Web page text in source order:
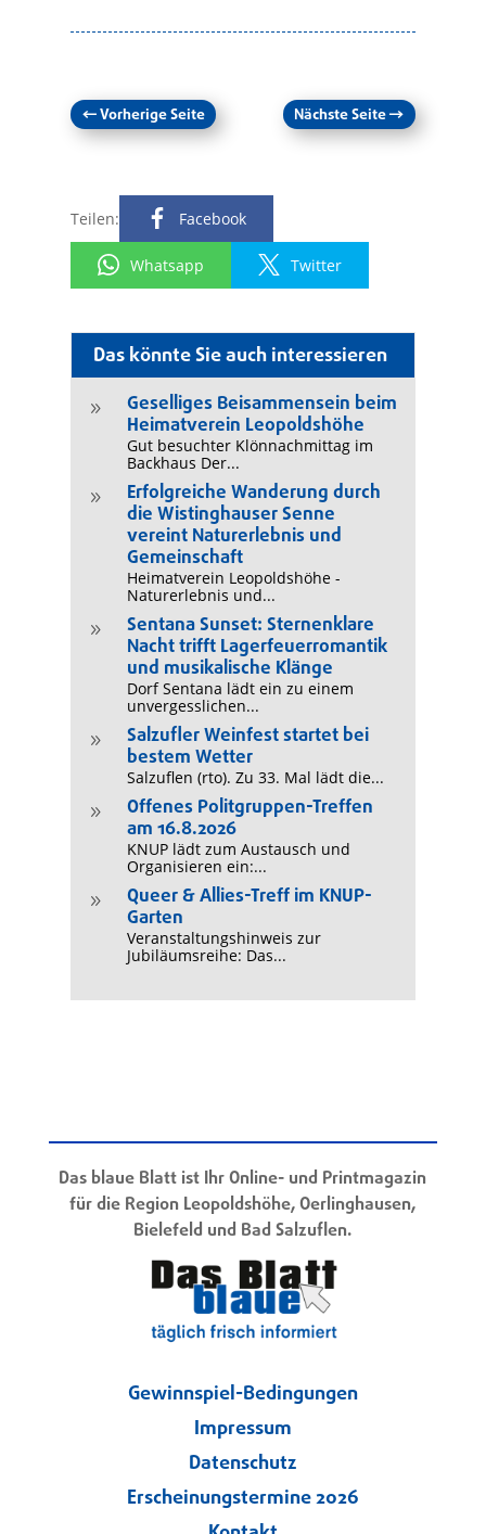
Das könnte Sie auch interessieren
9
Geselliges Beisammensein beim
Heimatverein Leopoldshöhe
Gut besuchter Klönnachmittag im
Backhaus Der...
9
Erfolgreiche Wanderung durch
die Wistinghauser Senne
vereint Naturerlebnis und
Gemeinschaft
Heimatverein Leopoldshöhe -
Naturerlebnis und...
9
Sentana Sunset: Sternenklare
Nacht trifft Lagerfeuerromantik
und musikalische Klänge
Dorf Sentana lädt ein zu einem
unvergesslichen...
9
Salzufler Weinfest startet bei
bestem Wetter
Salzuflen (rto). Zu 33. Mal lädt die...
9
Offenes Politgruppen-Treffen
am 16.8.2026
KNUP lädt zum Austausch und
Organisieren ein:...
9
Queer & Allies-Treff im KNUP-
Garten
Veranstaltungshinweis zur
Jubiläumsreihe: Das...
←Vorherige Seite Nächste Seite→
Teilen: Facebook
Whatsapp Twitter
Das blaue Blatt ist Ihr Online- und Printmagazin
für die Region Leopoldshöhe, Oerlinghausen,
Bielefeld und Bad Salzuflen.
Gewinnspiel-Bedingungen
Impressum
Datenschutz
Erscheinungstermine 2026